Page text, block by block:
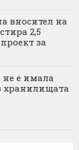
вносител на
2,5
за
не е имала
хранилищата